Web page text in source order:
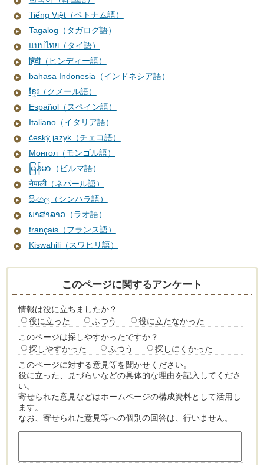
Tiếng Việt（ベトナム語）
Tagalog（タガログ語）
แบบไทย（タイ語）
हिंदी（ヒンディー語）
bahasa Indonesia（インドネシア語）
ខ្មែរ（クメール語）
Español（スペイン語）
Italiano（イタリア語）
český jazyk（チェコ語）
Монгол（モンゴル語）
မြန်မာ（ビルマ語）
नेपाली（ネパール語）
සිංහල（シンハラ語）
ພາສາລາວ（ラオ語）
français（フランス語）
Kiswahili（スワヒリ語）
このページに関するアンケート
情報は役に立ちましたか？
役に立った
ふつう
役に立たなかった
このページは探しやすかったですか？
探しやすかった
ふつう
探しにくかった
このページに対する意見等を聞かせください。
役に立った、見づらいなどの具体的な理由を記入してくださ
い。
寄せられた意見などはホームページの構成資料として活用し
ます。
なお、寄せられた意見等への個別の回答は、行いません。